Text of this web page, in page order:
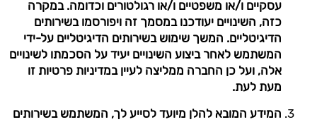
עסקיים ו/או משפטיים ו/או רגולטורים וכדומה. במקרה
כזה, השינויים יעודכנו במסמך זה ויפורסמו בשירותים
הדיגיטליים. המשך שימוש בשירותים הדיגיטליים על-ידי
המשתמש לאחר ביצוע השינויים יעיד על הסכמתו לשינויים
אלה, ועל כן החברה ממליצה לעיין במדיניות פרטיות זו
מעת לעת.
המידע המובא להלן מיועד לסייע לך, המשתמש בשירותים